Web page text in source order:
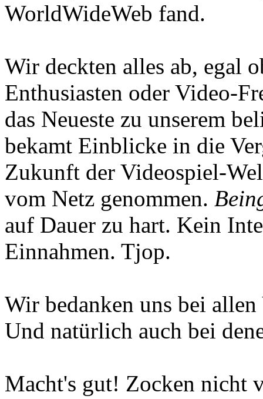
WorldWideWeb fand.
Wir deckten alles ab, egal
Enthusiasten oder Video-
das Neueste zu unserem
bekamt Einblicke in die
Zukunft der Videospiel-
vom Netz genommen.
auf Dauer zu hart. Kein
Einnahmen. Tjop.
Wir bedanken uns bei
Und natürlich auch bei
Macht's gut! Zocken nicht